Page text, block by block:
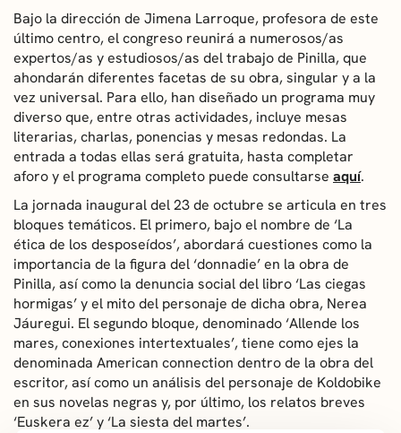
Bajo la dirección de Jimena Larroque, profesora de este
último centro, el congreso reunirá a numerosos/as
expertos/as y estudiosos/as del trabajo de Pinilla, que
ahondarán diferentes facetas de su obra, singular y a la
vez universal. Para ello, han diseñado un programa muy
diverso que, entre otras actividades, incluye mesas
literarias, charlas, ponencias y mesas redondas. La
entrada a todas ellas será gratuita, hasta completar
aforo y el programa completo puede consultarse aquí.
La jornada inaugural del 23 de octubre se articula en tres
bloques temáticos. El primero, bajo el nombre de ‘La
ética de los desposeídos’, abordará cuestiones como la
importancia de la figura del ‘donnadie’ en la obra de
Pinilla, así como la denuncia social del libro ‘Las ciegas
hormigas’ y el mito del personaje de dicha obra, Nerea
Jáuregui. El segundo bloque, denominado ‘Allende los
mares, conexiones intertextuales’, tiene como ejes la
denominada American connection dentro de la obra del
escritor, así como un análisis del personaje de Koldobike
en sus novelas negras y, por último, los relatos breves
‘Euskera ez’ y ‘La siesta del martes’.